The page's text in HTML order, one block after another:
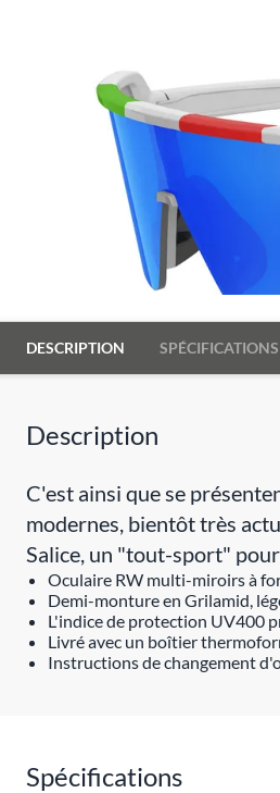
DESCRIPTION SPÉCIFICATIONS
Description
C'est ainsi que se
modernes, bientôt très
Salice, un "tout-sport"
Oculaire RW multi-miroirs à
Demi-monture en Grilamid,
L'indice de protection UV400
Livré avec un boîtier
Instructions de changement
Spécifications